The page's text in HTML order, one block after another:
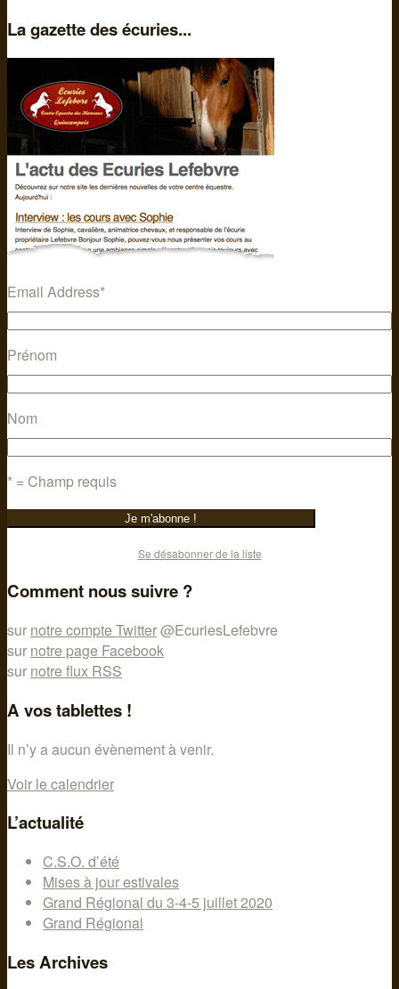
La gazette des écuries...
Email Address*
Prénom
Nom
* = Champ requis
Se désabonner de la liste
Comment nous suivre ?
sur notre compte Twitter@EcuriesLefebvre
sur notre page Facebook
sur notre flux RSS
A vos tablettes !
Il n’y a aucun évènement à venir.
Voir le calendrier
L’actualité
C.S.O. d’été
Mises à jour estivales
Grand Régional du 3-4-5 juillet 2020
Grand Régional
Les Archives